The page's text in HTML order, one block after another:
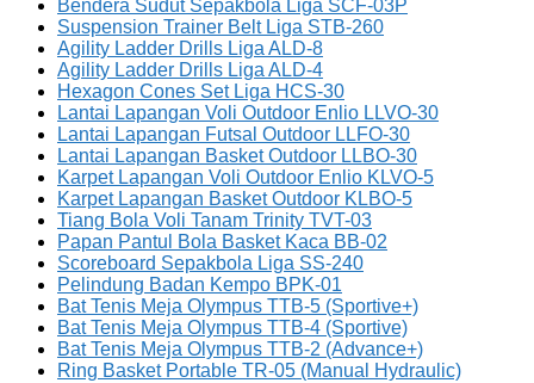
Bendera Sudut Sepakbola Liga SCF-03P
Suspension Trainer Belt Liga STB-260
Agility Ladder Drills Liga ALD-8
Agility Ladder Drills Liga ALD-4
Hexagon Cones Set Liga HCS-30
Lantai Lapangan Voli Outdoor Enlio LLVO-30
Lantai Lapangan Futsal Outdoor LLFO-30
Lantai Lapangan Basket Outdoor LLBO-30
Karpet Lapangan Voli Outdoor Enlio KLVO-5
Karpet Lapangan Basket Outdoor KLBO-5
Tiang Bola Voli Tanam Trinity TVT-03
Papan Pantul Bola Basket Kaca BB-02
Scoreboard Sepakbola Liga SS-240
Pelindung Badan Kempo BPK-01
Bat Tenis Meja Olympus TTB-5 (Sportive+)
Bat Tenis Meja Olympus TTB-4 (Sportive)
Bat Tenis Meja Olympus TTB-2 (Advance+)
Ring Basket Portable TR-05 (Manual Hydraulic)